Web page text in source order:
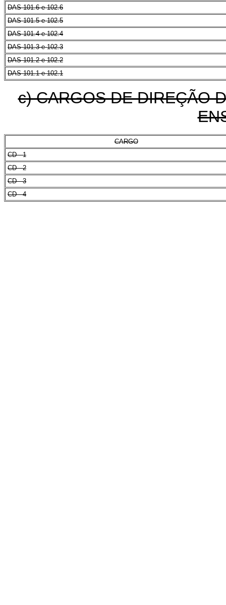
DAS 101.6 e 102.6
DAS 101.5 e 102.5
DAS 101.4 e 102.4
DAS 101.3 e 102.3
DAS 101.2 e 102.2
DAS 101.1 e 102.1
c) CARGOS DE DIREÇÃO
CARGO
CD - 1
CD - 2
CD - 3
CD - 4